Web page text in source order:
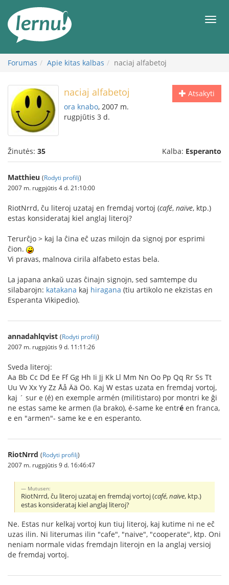
turinį
Forumas Apie kitas kalbas naciaj alfabetoj
Atsakyti
naciaj alfabetoj
ora knabo, 2007 m.
rugpjūtis 3 d.
Žinutės: 35 Kalba: Esperanto
Matthieu (Rodyti profilį)
2007 m. rugpjūtis 4 d. 21:10:00
RiotNrrd, ĉu literoj uzataj en fremdaj vortoj (café, naïve, ktp.)
estas konsiderataj kiel anglaj literoj?
Terurĉjo > kaj la ĉina eĉ uzas milojn da signoj por esprimi
ĉion.
Vi pravas, malnova cirila alfabeto estas bela.
La japana ankaŭ uzas ĉinajn signojn, sed samtempe du
silabarojn: katakana kaj hiragana (tiu artikolo ne ekzistas en
Esperanta Vikipedio).
annadahlqvist (Rodyti profilį)
2007 m. rugpjūtis 9 d. 11:11:26
Sveda literoj:
Aa Bb Cc Dd Ee Ff Gg Hh Ii Jj Kk Ll Mm Nn Oo Pp Qq Rr Ss Tt
Uu Vv Xx Yy Zz Åå Ää Öö. Kaj W estas uzata en fremdaj vortoj,
kaj ´ sur e (é) en exemple armén (militistaro) por montri ke ĝi
ne estas same ke armen (la brako), é-same ke entré en franca,
e en "armen"- same ke e en esperanto.
RiotNrrd (Rodyti profilį)
2007 m. rugpjūtis 9 d. 16:46:47
Mutusen:
RiotNrrd, ĉu literoj uzataj en fremdaj vortoj (café,naïve, ktp.)
estas konsiderataj kiel anglaj literoj?
Ne. Estas nur kelkaj vortoj kun tiuj literoj, kaj kutime ni ne eĉ
uzas ilin. Ni literumas ilin "cafe", "naive", "cooperate", ktp. Oni
neniam normale vidas fremdajn literojn en la anglaj versioj
de fremdaj vortoj.